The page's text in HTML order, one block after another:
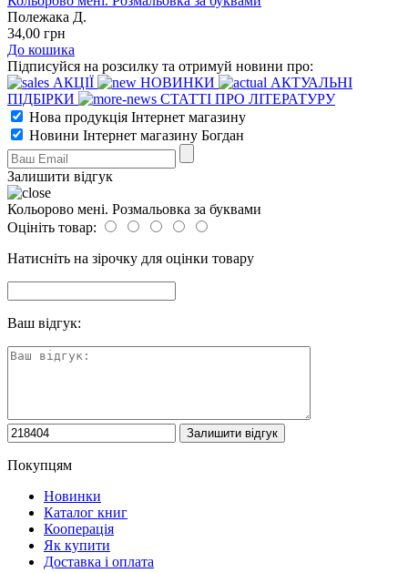
Полежака Д.
34,00 грн
До кошика
Підписуйся на розсилку та отримуй новини про:
АКЦІЇ
НОВИНКИ
АКТУАЛЬНІ
ПІДБІРКИ
СТАТТІ ПРО ЛІТЕРАТУРУ
Нова продукція Інтернет магазину
Новини Інтернет магазину Богдан
Залишити відгук
Кольорово мені. Розмальовка за буквами
Оцініть товар:
Натисніть на зірочку для оцінки товару
Ваш відгук:
Покупцям
Новинки
Каталог книг
Кооперація
Як купити
Доставка і оплата